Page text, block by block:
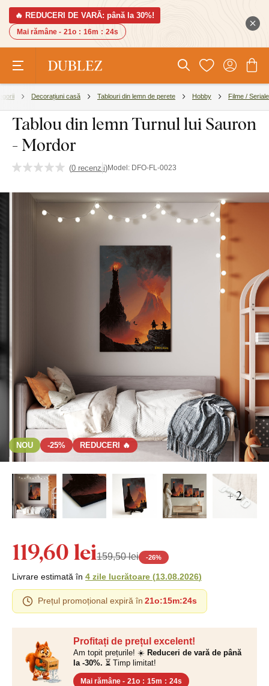
🔥 REDUCERI DE VARĂ: până la 30%!
Mai rămâne - 21o : 16m : 24s
Decorațiuni casă Tablouri din lemn de perete Hobby Filme / Seriale
Tablou din lemn Turnul lui Sauron
- Mordor
(0 recenzii)Model: DFO-FL-0023
NOU -25% REDUCERI 🔥
+ 2
Profitați de prețul excelent!
Am topit prețurile! ☀️ Reduceri de vară de până
la -30%. ⏳ Timp limitat!
Mai rămâne - 21o : 15m : 23s
119,60 lei159,50 lei -26%
Livrare estimată în 4 zile lucrătoare (13.08.2026)
Prețul promoțional expiră în 21o:15m:23s